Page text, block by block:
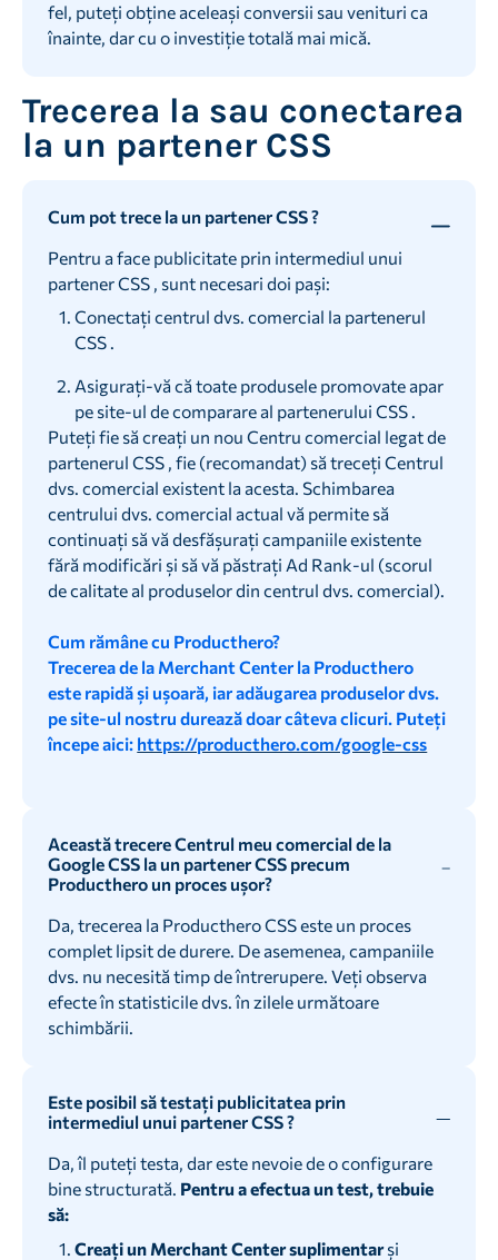
fel, puteți obține aceleași conversii sau venituri ca
înainte, dar cu o investiție totală mai mică.
Trecerea la sau conectarea
la un partener CSS
Cum pot trece la un partener CSS ?
Pentru a face publicitate prin intermediul unui
partener CSS , sunt necesari doi pași:
Conectați centrul dvs. comercial la partenerul
CSS .
Asigurați-vă că toate produsele promovate apar
pe site-ul de comparare al partenerului CSS .
Puteți fie să creați un nou Centru comercial legat de
partenerul CSS , fie (recomandat) să treceți Centrul
dvs. comercial existent la acesta. Schimbarea
centrului dvs. comercial actual vă permite să
continuați să vă desfășurați campaniile existente
fără modificări și să vă păstrați Ad Rank-ul (scorul
de calitate al produselor din centrul dvs. comercial).
Cum rămâne cu Producthero?
Trecerea de la Merchant Center la Producthero
este rapidă și ușoară, iar adăugarea produselor dvs.
pe site-ul nostru durează doar câteva clicuri. Puteți
începe aici: https://producthero.com/google-css
Această trecere Centrul meu comercial de la
Google CSS la un partener CSS precum
Producthero un proces ușor?
Da, trecerea la Producthero CSS este un proces
complet lipsit de durere. De asemenea, campaniile
dvs. nu necesită timp de întrerupere. Veți observa
efecte în statisticile dvs. în zilele următoare
schimbării.
Este posibil să testați publicitatea prin
intermediul unui partener CSS ?
Da, îl puteți testa, dar este nevoie de o configurare
bine structurată. Pentru a efectua un test, trebuie
să:
Creați un Merchant Center suplimentarși